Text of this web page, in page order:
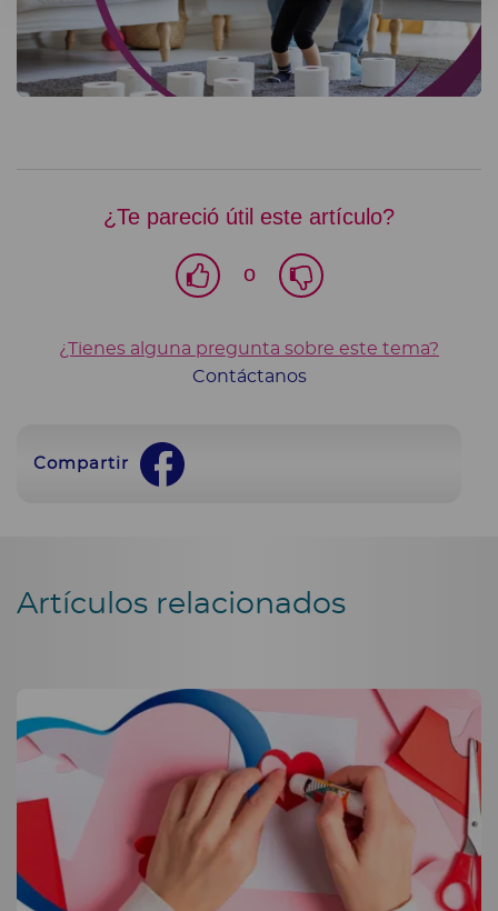
¿Te pareció útil este artículo?
o
¿Tienes alguna pregunta sobre este tema?
Contáctanos
Compartir
Artículos relacionados